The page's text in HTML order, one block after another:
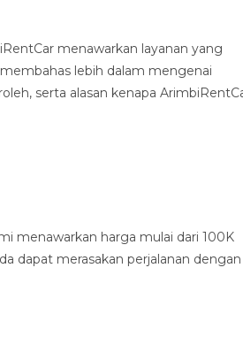
menawarkan layanan yang
lebih dalam mengenai
serta alasan kenapa
menawarkan harga mulai dari 100K
dapat merasakan perjalanan dengan